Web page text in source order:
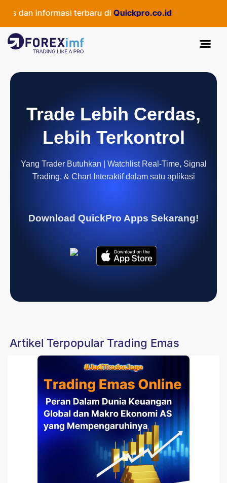
dan informasi terbaru diQuickpro.co.id
Trade Lebih Cerdas,
Lebih Terkontrol
Yang Trader Butuhkan | Watchlist Real-Time, Signal
Trading, & Chart Interaktif dalam satu aplikasi
Download QuickPro Apps Sekarang!
Artikel Terpopular Trading Emas